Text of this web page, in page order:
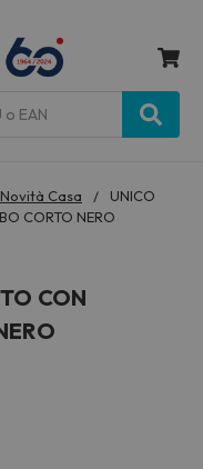
Novità Casa
UNICO
CORTO NERO
CON